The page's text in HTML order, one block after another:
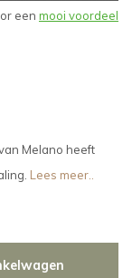
een mooi voordeel
Melano heeft
Lees meer..